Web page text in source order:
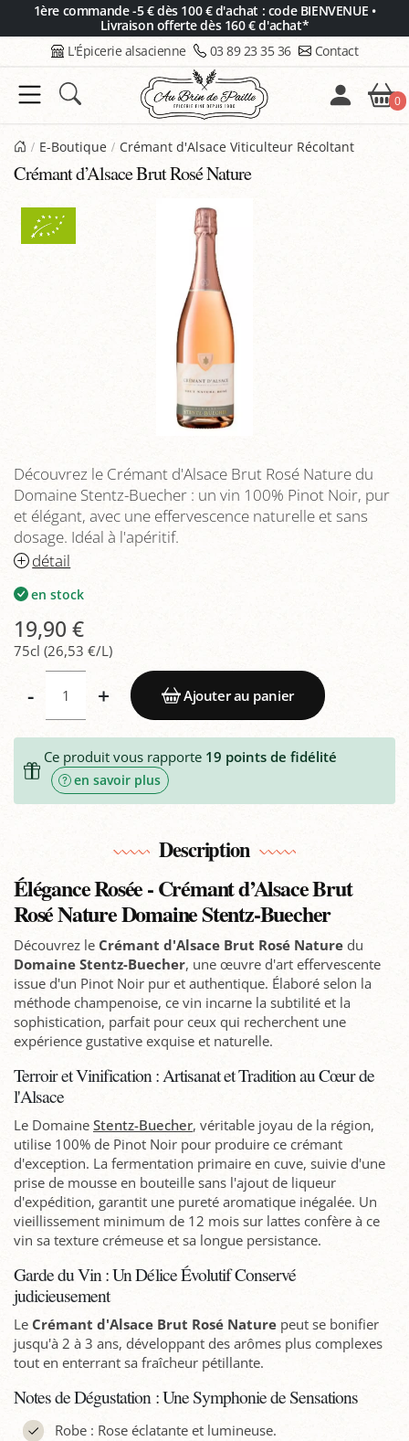
1ère commande -5 € dès 100 € d'achat : code BIENVENUE •
Livraison offerte dès 160 € d'achat*
L'Épicerie alsacienne 03 89 23 35 36 Contact
0
E-Boutique Crémant d'Alsace Viticulteur Récoltant
Crémant d’Alsace Brut Rosé Nature
Découvrez le Crémant d'Alsace Brut Rosé Nature du
Domaine Stentz-Buecher : un vin 100% Pinot Noir, pur
et élégant, avec une effervescence naturelle et sans
dosage. Idéal à l'apéritif.
détail
en stock
19,90 €
75cl (26,53 €/L)
- + Ajouter au panier
Ce produit vous rapporte 19 points de fidélité
en savoir plus
Description
Élégance Rosée - Crémant d’Alsace Brut
Rosé Nature Domaine Stentz-Buecher
Découvrez le Crémant d'Alsace Brut Rosé Nature du
Domaine Stentz-Buecher, une œuvre d'art effervescente
issue d'un Pinot Noir pur et authentique. Élaboré selon la
méthode champenoise, ce vin incarne la subtilité et la
sophistication, parfait pour ceux qui recherchent une
expérience gustative exquise et naturelle.
Terroir et Vinification : Artisanat et Tradition au Cœur de
l'Alsace
Le Domaine Stentz-Buecher, véritable joyau de la région,
utilise 100% de Pinot Noir pour produire ce crémant
d'exception. La fermentation primaire en cuve, suivie d'une
prise de mousse en bouteille sans l'ajout de liqueur
d'expédition, garantit une pureté aromatique inégalée. Un
vieillissement minimum de 12 mois sur lattes confère à ce
vin sa texture crémeuse et sa longue persistance.
Garde du Vin : Un Délice Évolutif Conservé
judicieusement
Le Crémant d'Alsace Brut Rosé Nature peut se bonifier
jusqu'à 2 à 3 ans, développant des arômes plus complexes
tout en enterrant sa fraîcheur pétillante.
Notes de Dégustation : Une Symphonie de Sensations
Robe : Rose éclatante et lumineuse.
Panneau de gestion des cookies